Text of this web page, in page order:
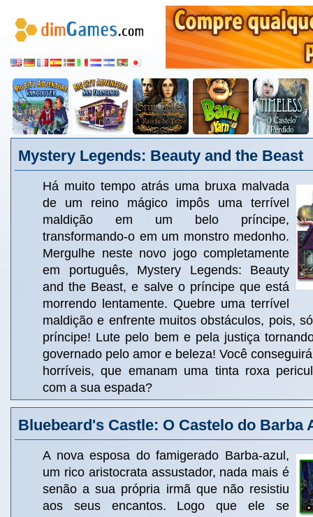
Mystery Legends: Beauty and the Beast
Há muito tempo atrás uma bruxa malvada
de um reino mágico impôs uma terrível
maldição em um belo príncipe,
transformando-o em um monstro medonho.
Mergulhe neste novo jogo completamente
em português, Mystery Legends: Beauty
and the Beast, e salve o príncipe que está
morrendo lentamente. Quebre uma terrível
maldição e enfrente muitos obstáculos, pois,
príncipe! Lute pelo bem e pela justiça
governado pelo amor e beleza! Você
horríveis, que emanam uma tinta roxa
com a sua espada?
Bluebeard's Castle: O Castelo do Barba
A nova esposa do famigerado Barba-azul,
um rico aristocrata assustador, nada mais é
senão a sua própria irmã que não resistiu
aos seus encantos. Logo que ele se